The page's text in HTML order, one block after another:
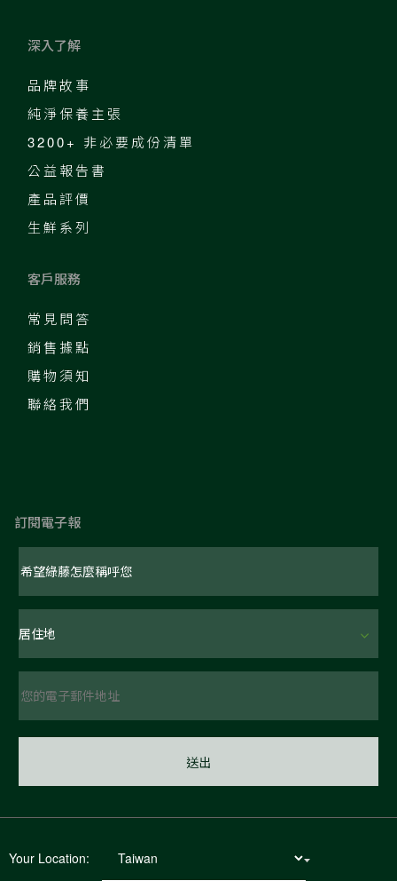
深入了解
品牌故事
純淨保養主張
3200+ 非必要成份清單
公益報告書
產品評價
生鮮系列
客戶服務
常見問答
銷售據點
購物須知
聯絡我們
訂閱電子報
Your Location: